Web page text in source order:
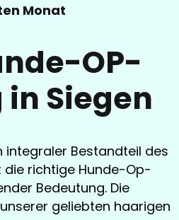
Monat
OP-
Siegen
integraler Bestandteil des
die richtige Hunde-Op-
Bedeutung. Die
geliebten haarigen